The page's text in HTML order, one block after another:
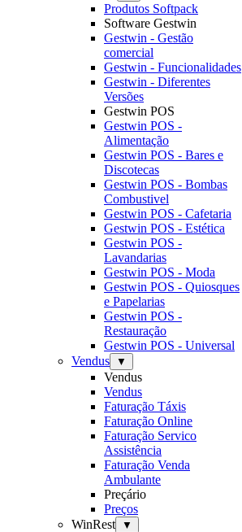
Produtos Softpack
Software Gestwin
Gestwin - Gestão
comercial
Gestwin - Funcionalidades
Gestwin - Diferentes
Versões
Gestwin POS
Gestwin POS -
Alimentação
Gestwin POS - Bares e
Discotecas
Gestwin POS - Bombas
Combustivel
Gestwin POS - Cafetaria
Gestwin POS - Estética
Gestwin POS -
Lavandarias
Gestwin POS - Moda
Gestwin POS - Quiosques
e Papelarias
Gestwin POS -
Restauração
Gestwin POS - Universal
Vendus
▼
Vendus
Vendus
Faturação Táxis
Faturação Online
Faturação Servico
Assistência
Faturação Venda
Ambulante
Preçário
Preços
WinRest
▼